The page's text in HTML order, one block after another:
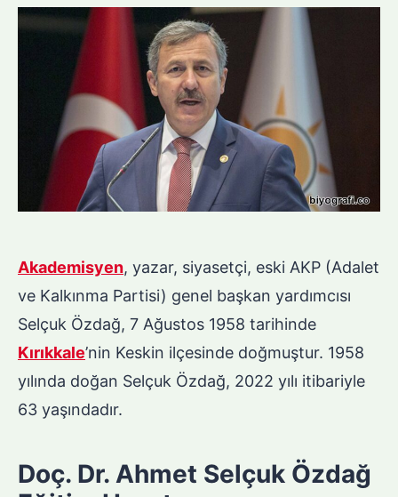
Akademisyen, yazar, siyasetçi, eski AKP (Adalet
ve Kalkınma Partisi) genel başkan yardımcısı
Selçuk Özdağ, 7 Ağustos 1958 tarihinde
Kırıkkale’nin Keskin ilçesinde doğmuştur. 1958
yılında doğan Selçuk Özdağ, 2022 yılı itibariyle
63 yaşındadır.
Doç. Dr. Ahmet Selçuk Özdağ